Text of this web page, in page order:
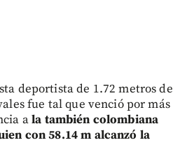
deportista de 1.72 metros de
fue tal que venció por más
ala también colombiana
con 58.14 m alcanzó la